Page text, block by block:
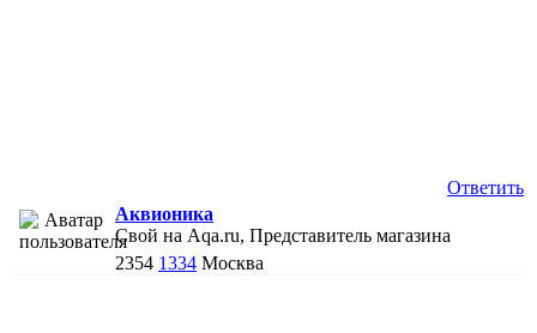
Ответить
Аквионика
Свой на Aqa.ru, Представитель магазина
2354 1334 Москва